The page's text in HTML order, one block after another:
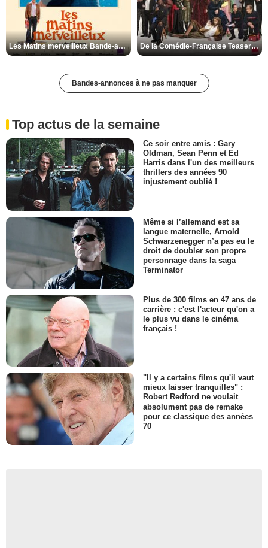
Les Matins merveilleux Bande-annonce VF De la Comédie-Française Teaser VF
Bandes-annonces à ne pas manquer
Top actus de la semaine
Ce soir entre amis : Gary
Oldman, Sean Penn et Ed
Harris dans l'un des meilleurs
thrillers des années 90
injustement oublié !
Même si l’allemand est sa
langue maternelle, Arnold
Schwarzenegger n’a pas eu le
droit de doubler son propre
personnage dans la saga
Terminator
Plus de 300 films en 47 ans de
carrière : c'est l'acteur qu'on a
le plus vu dans le cinéma
français !
"Il y a certains films qu'il vaut
mieux laisser tranquilles" :
Robert Redford ne voulait
absolument pas de remake
pour ce classique des années
70